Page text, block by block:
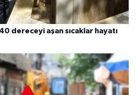
dereceyi aşan sıcaklar hayatı